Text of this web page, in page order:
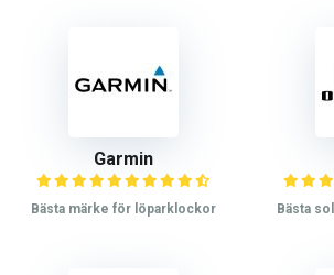
Garmin
Bästa märke för löparklockor Bästa